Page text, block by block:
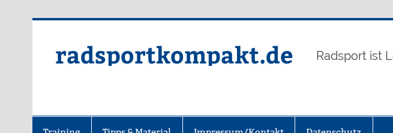
radsportkompakt.de Radsport ist